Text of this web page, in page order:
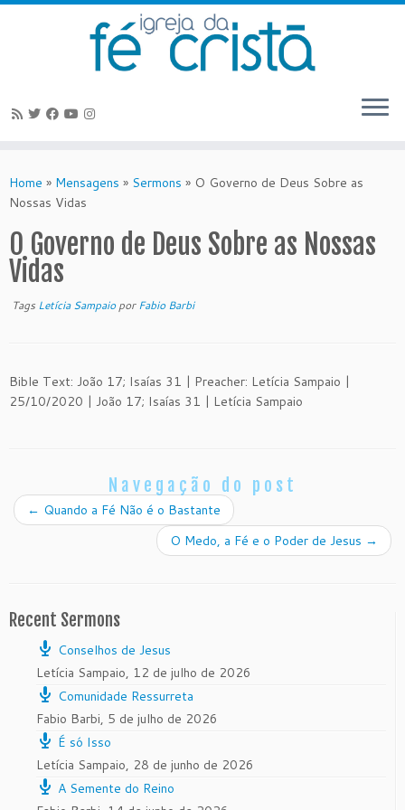
to
content
Home » Mensagens » Sermons » O Governo de Deus Sobre as
Nossas Vidas
O Governo de Deus Sobre as Nossas
Vidas
Tags Letícia SampaioporFabio Barbi
Bible Text: João 17; Isaías 31 | Preacher: Letícia Sampaio |
25/10/2020 | João 17; Isaías 31 | Letícia Sampaio
Navegação do post
← Quando a Fé Não é o Bastante
O Medo, a Fé e o Poder de Jesus →
Recent Sermons
Conselhos de Jesus
Letícia Sampaio, 12 de julho de 2026
Comunidade Ressurreta
Fabio Barbi, 5 de julho de 2026
É só Isso
Letícia Sampaio, 28 de junho de 2026
A Semente do Reino